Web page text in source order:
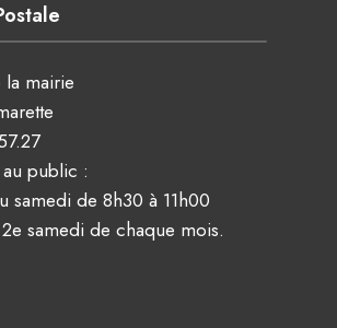
mairie
public :
samedi de 8h30 à 11h00
samedi de chaque mois.